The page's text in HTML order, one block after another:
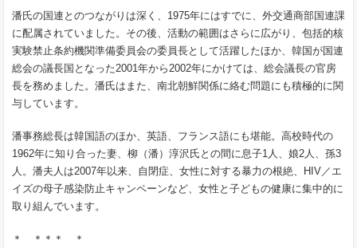
潘氏の国連とのつながりは深く、1975年にはすでに、外交通商部国連課
に配属されていました。その後、活動の範囲はさらに広がり、包括的核
実験禁止条約機関準備委員会の委員長として活躍したほか、韓国が国連
総会の議長国となった2001年から2002年にかけては、総会議長の官房
長を務めました。潘氏はまた、南北朝鮮関係に絡む問題にも積極的に関
与しています。
潘事務総長は韓国語のほか、英語、フランス語にも堪能。高校時代の
1962年に知り合った妻、柳（潘）淳沢氏との間に息子1人、娘2人、孫3
人。潘夫人は2007年以来、自閉症、女性に対する暴力の根絶、HIV／エ
イズの母子感染防止キャンペーンなど、女性と子どもの健康に集中的に
取り組んでいます。
＊ ＊＊＊ ＊